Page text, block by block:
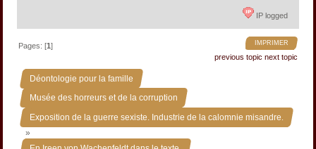
IP logged
IMPRIMER
Pages: [1]
previous topic next topic
Déontologie pour la famille »
Musée des horreurs et de la corruption »
Exposition de la guerre sexiste. Industrie de la calomnie misandre.
»